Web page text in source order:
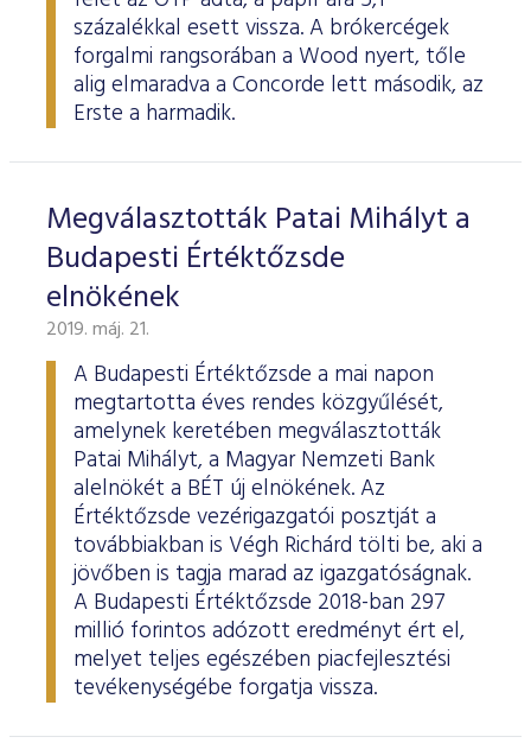
százalékkal esett vissza. A brókercégek
forgalmi rangsorában a Wood nyert, tőle
alig elmaradva a Concorde lett második, az
Erste a harmadik.
Megválasztották Patai Mihályt a
Budapesti Értéktőzsde
elnökének
2019. máj. 21.
A Budapesti Értéktőzsde a mai napon
megtartotta éves rendes közgyűlését,
amelynek keretében megválasztották
Patai Mihályt, a Magyar Nemzeti Bank
alelnökét a BÉT új elnökének. Az
Értéktőzsde vezérigazgatói posztját a
továbbiakban is Végh Richárd tölti be, aki a
jövőben is tagja marad az igazgatóságnak.
A Budapesti Értéktőzsde 2018-ban 297
millió forintos adózott eredményt ért el,
melyet teljes egészében piacfejlesztési
tevékenységébe forgatja vissza.